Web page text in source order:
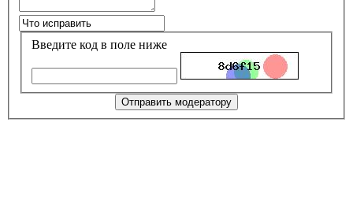
Введите код в поле ниже
Отправить модератору